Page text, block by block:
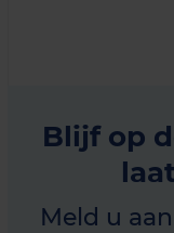
Blijf op
Meld u